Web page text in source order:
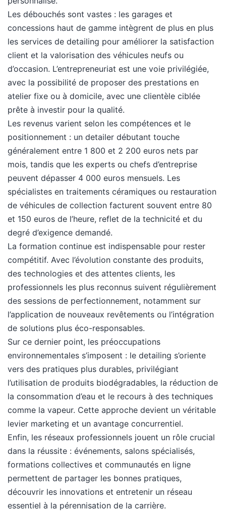
Les débouchés sont vastes : les garages et
concessions haut de gamme intègrent de plus en plus
les services de detailing pour améliorer la satisfaction
client et la valorisation des véhicules neufs ou
d’occasion. L’entrepreneuriat est une voie privilégiée,
avec la possibilité de proposer des prestations en
atelier fixe ou à domicile, avec une clientèle ciblée
prête à investir pour la qualité.
Les revenus varient selon les compétences et le
positionnement : un detailer débutant touche
généralement entre 1 800 et 2 200 euros nets par
mois, tandis que les experts ou chefs d’entreprise
peuvent dépasser 4 000 euros mensuels. Les
spécialistes en traitements céramiques ou restauration
de véhicules de collection facturent souvent entre 80
et 150 euros de l’heure, reflet de la technicité et du
degré d’exigence demandé.
La formation continue est indispensable pour rester
compétitif. Avec l’évolution constante des produits,
des technologies et des attentes clients, les
professionnels les plus reconnus suivent régulièrement
des sessions de perfectionnement, notamment sur
l’application de nouveaux revêtements ou l’intégration
de solutions plus éco-responsables.
Sur ce dernier point, les préoccupations
environnementales s’imposent : le detailing s’oriente
vers des pratiques plus durables, privilégiant
l’utilisation de produits biodégradables, la réduction de
la consommation d’eau et le recours à des techniques
comme la vapeur. Cette approche devient un véritable
levier marketing et un avantage concurrentiel.
Enfin, les réseaux professionnels jouent un rôle crucial
dans la réussite : événements, salons spécialisés,
formations collectives et communautés en ligne
permettent de partager les bonnes pratiques,
découvrir les innovations et entretenir un réseau
essentiel à la pérennisation de la carrière.